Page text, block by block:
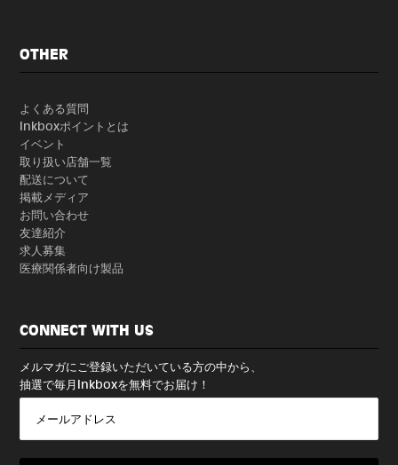
OTHER
よくある質問
Inkboxポイントとは
イベント
取り扱い店舗一覧
配送について
掲載メディア
お問い合わせ
友達紹介
求人募集
医療関係者向け製品
CONNECT WITH US
メルマガにご登録いただいている方の中から、
抽選で毎月Inkboxを無料でお届け！